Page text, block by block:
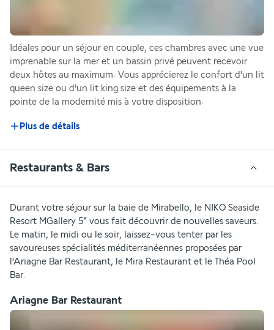
Idéales pour un séjour en couple, ces chambres avec une vue
imprenable sur la mer et un bassin privé peuvent recevoir
deux hôtes au maximum. Vous apprécierez le confort d'un lit
queen size ou d'un lit king size et des équipements à la
pointe de la modernité mis à votre disposition.
Plus de détails
Restaurants & Bars
Durant votre séjour sur la baie de Mirabello, le NIKO Seaside
Resort MGallery 5* vous fait découvrir de nouvelles saveurs.
Le matin, le midi ou le soir, laissez-vous tenter par les
savoureuses spécialités méditerranéennes proposées par
l'Ariagne Bar Restaurant, le Mira Restaurant et le Théa Pool
Bar.
Ariagne Bar Restaurant